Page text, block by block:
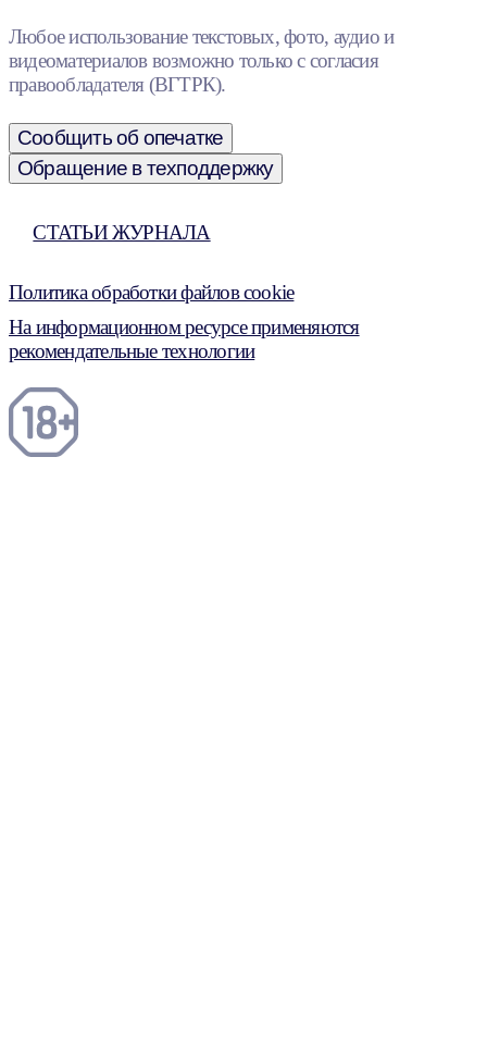
Любое использование текстовых, фото, аудио и
видеоматериалов возможно только с согласия
правообладателя (ВГТРК).
Сообщить об опечатке
Обращение в техподдержку
СТАТЬИ ЖУРНАЛА
Политика обработки файлов cookie
На информационном ресурсе применяются
рекомендательные технологии